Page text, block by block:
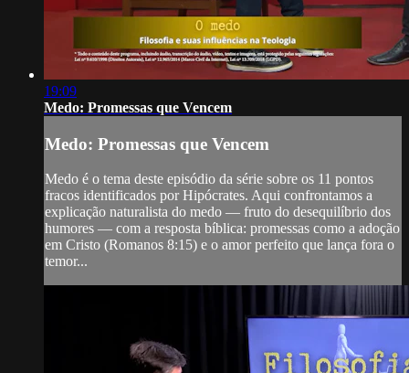
19:09
Medo: Promessas que Vencem
Medo: Promessas que Vencem
Medo é o tema deste episódio da série sobre os 11 pontos
fracos identificados por Hipócrates. Aqui confrontamos a
explicação naturalista do medo — fruto do desequilíbrio dos
humores — com a resposta bíblica: promessas como a adoção
em Cristo (Romanos 8:15) e o amor perfeito que lança fora o
temor...